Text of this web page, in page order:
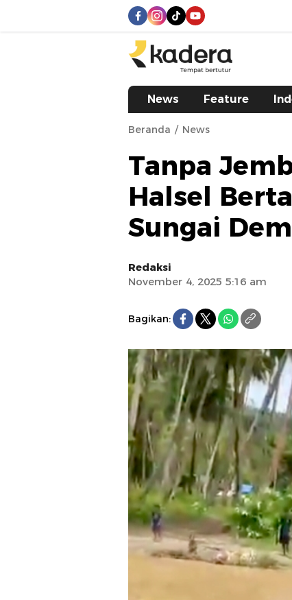
kadera.id
Tempat bertutur
News Feature
Beranda News
Tanpa
Halsel
Sungai
Redaksi
November 4, 2025 5:16 am
Bagikan: